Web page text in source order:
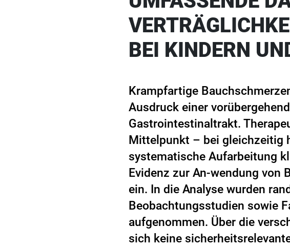
BEI KINDERN
Krampfartige
Ausdruck einer
Gastrointestinaltrakt.
Mittelpunkt – bei gleichzeitig
systematische Aufarbeitung
Evidenz zur An-wendung von
ein. In die Analyse wurden
Beobachtungsstudien sowie
aufgenommen. Über die
sich keine